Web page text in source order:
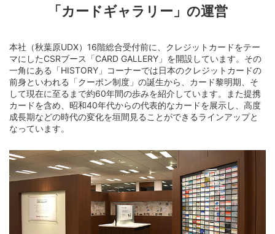
「カードギャラリー」の運営
本社（秋葉原UDX）16階総合受付前に、クレジットカードをテー
マにしたCSRブース「CARD GALLERY」を開設しています。その
一角にある「HISTORY」コーナーでは日本のクレジットカードの
前身といわれる「クーポン制度」の誕生から、カード黎明期、そ
して現在に至るまで約60年間の歩みを紹介しています。また提携
カードを含め、昭和40年代からの代表的なカードを展示し、高度
成長期などの時代の変化を垣間見ることができるラインアップと
なっています。